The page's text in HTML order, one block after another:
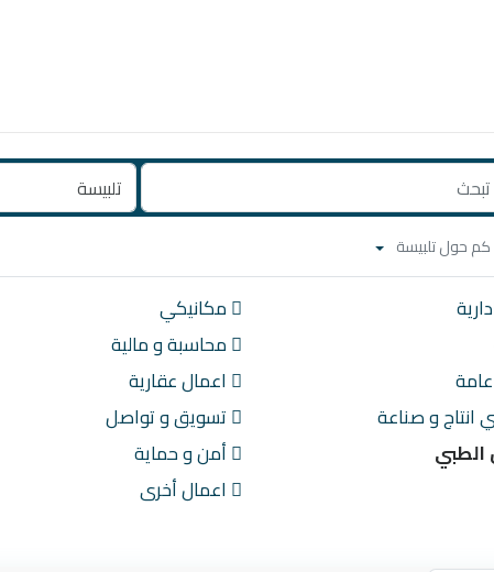
مكانيكي
محاسبة و مالية
اعمال عقارية
و صناعة تسويق و تواصل
الطبي أمن و حماية
اعمال أخرى